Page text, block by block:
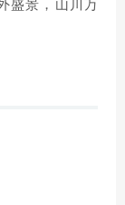
盛景，山川万